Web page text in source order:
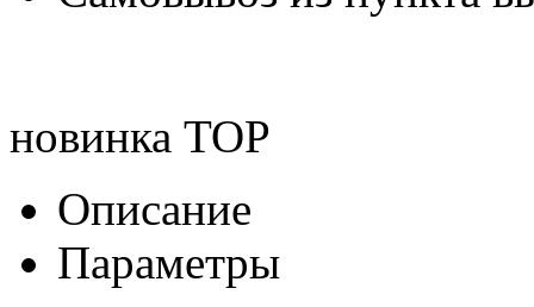
новинка TOP
Описание
Параметры